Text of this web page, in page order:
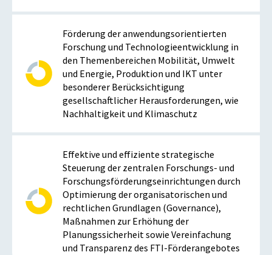
Förderung der anwendungsorientierten
Forschung und Technologieentwicklung in
den Themenbereichen Mobilität, Umwelt
und Energie, Produktion und IKT unter
besonderer Berücksichtigung
gesellschaftlicher Herausforderungen, wie
Nachhaltigkeit und Klimaschutz
Effektive und effiziente strategische
Steuerung der zentralen Forschungs- und
Forschungsförderungseinrichtungen durch
Optimierung der organisatorischen und
rechtlichen Grundlagen (Governance),
Maßnahmen zur Erhöhung der
Planungssicherheit sowie Vereinfachung
und Transparenz des FTI-Förderangebotes